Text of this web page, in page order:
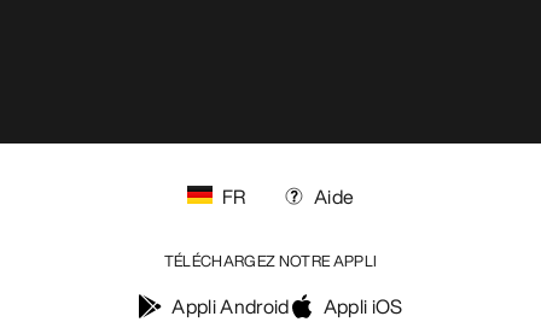
FR Aide
TÉLÉCHARGEZ NOTRE APPLI
Appli Android Appli iOS